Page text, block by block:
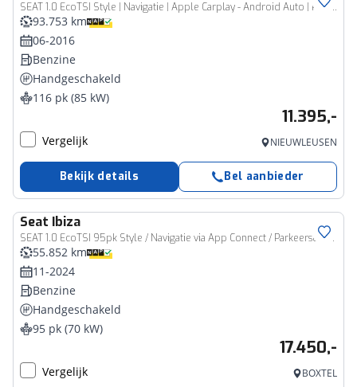
SEAT 1.0 EcoTSI Style | Navigatie | Apple Carplay - Android Auto | PDC achter | 4 nieuwe banden | NAP
93.753 km
06-2016
Benzine
Handgeschakeld
116 pk (85 kW)
11.395,-
Vergelijk NIEUWLEUSEN
Bekijk details Bel aanbieder
Seat Ibiza
SEAT 1.0 EcoTSI 95pk Style / Navigatie via App Connect / Parkeersensoren
55.852 km
11-2024
Benzine
Handgeschakeld
95 pk (70 kW)
17.450,-
Vergelijk BOXTEL